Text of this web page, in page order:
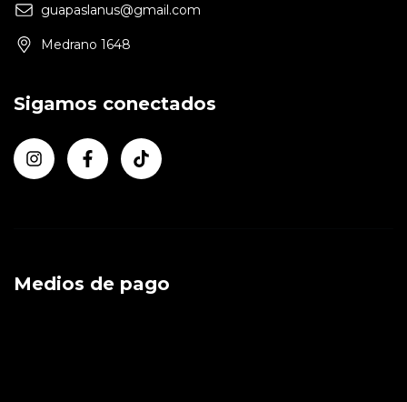
guapaslanus@gmail.com
Medrano 1648
Sigamos conectados
Medios de pago